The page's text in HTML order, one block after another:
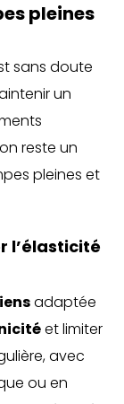
pleines
sans doute
un
reste un
pleines et
l’élasticité
adaptée
et limiter
avec
ou en